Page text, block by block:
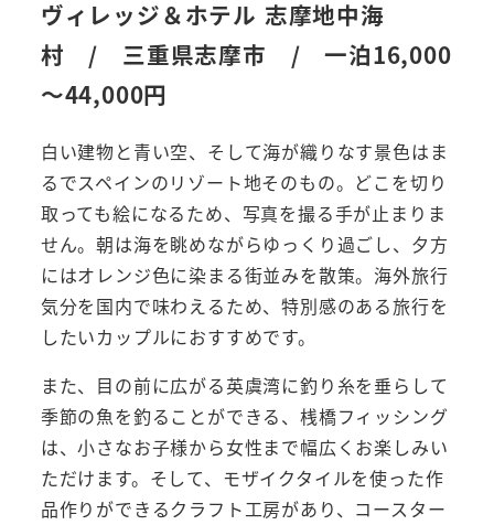
ヴィレッジ＆ホテル 志摩地中海
村 / 三重県志摩市 / 一泊16,000
～44,000円
白い建物と青い空、そして海が織りなす景色はま
るでスペインのリゾート地そのもの。どこを切り
取っても絵になるため、写真を撮る手が止まりま
せん。朝は海を眺めながらゆっくり過ごし、夕方
にはオレンジ色に染まる街並みを散策。海外旅行
気分を国内で味わえるため、特別感のある旅行を
したいカップルにおすすめです。
また、目の前に広がる英虞湾に釣り糸を垂らして
季節の魚を釣ることができる、桟橋フィッシング
は、小さなお子様から女性まで幅広くお楽しみい
ただけます。そして、モザイクタイルを使った作
品作りができるクラフト工房があり、コースター